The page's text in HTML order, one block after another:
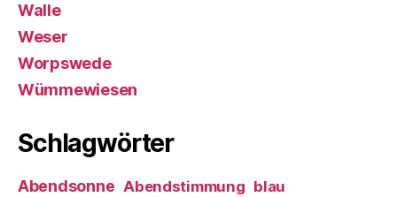
Walle
Weser
Worpswede
Wümmewiesen
Schlagwörter
Abendsonne Abendstimmung blau